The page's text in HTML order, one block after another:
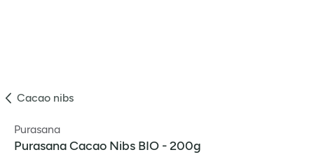
Cacao nibs
Purasana
Purasana Cacao Nibs BIO - 200g